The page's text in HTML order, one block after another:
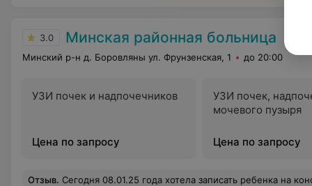
3.0 Минская районная больница
Минский р-н д. Боровляны ул. Фрунзенская, 1 до 20:00
УЗИ почек и надпочечников
Цена по запросу
УЗИ почек,
мочевого пузыря
Цена по запросу
Отзыв. Сегодня 08.01.25 года хотела записать ребенка на консультацию к хирургу( звонила по номеру детского хирурга). Кроме «ну и что?!» больше я ничего не услышала . Научите пожалуйста данного